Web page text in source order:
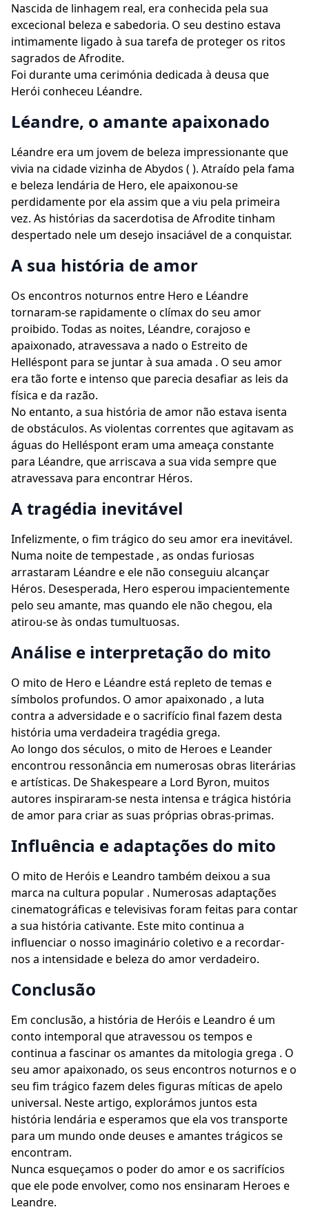
Nascida de linhagem real, era conhecida pela sua
excecional beleza e sabedoria. O seu destino estava
intimamente ligado à sua tarefa de proteger os ritos
sagrados de Afrodite.
Foi durante uma cerimónia dedicada à deusa que
Herói conheceu Léandre.
Léandre, o amante apaixonado
Léandre era um jovem de beleza impressionante que
vivia na cidade vizinha de Abydos ( ). Atraído pela fama
e beleza lendária de Hero, ele apaixonou-se
perdidamente por ela assim que a viu pela primeira
vez. As histórias da sacerdotisa de Afrodite tinham
despertado nele um desejo insaciável de a conquistar.
A sua história de amor
Os encontros noturnos entre Hero e Léandre
tornaram-se rapidamente o clímax do seu amor
proibido. Todas as noites, Léandre, corajoso e
apaixonado, atravessava a nado o Estreito de
Helléspont para se juntar à sua amada . O seu amor
era tão forte e intenso que parecia desafiar as leis da
física e da razão.
No entanto, a sua história de amor não estava isenta
de obstáculos. As violentas correntes que agitavam as
águas do Helléspont eram uma ameaça constante
para Léandre, que arriscava a sua vida sempre que
atravessava para encontrar Héros.
A tragédia inevitável
Infelizmente, o fim trágico do seu amor era inevitável.
Numa noite de tempestade , as ondas furiosas
arrastaram Léandre e ele não conseguiu alcançar
Héros. Desesperada, Hero esperou impacientemente
pelo seu amante, mas quando ele não chegou, ela
atirou-se às ondas tumultuosas.
Análise e interpretação do mito
O mito de Hero e Léandre está repleto de temas e
símbolos profundos. O amor apaixonado , a luta
contra a adversidade e o sacrifício final fazem desta
história uma verdadeira tragédia grega.
Ao longo dos séculos, o mito de Heroes e Leander
encontrou ressonância em numerosas obras literárias
e artísticas. De Shakespeare a Lord Byron, muitos
autores inspiraram-se nesta intensa e trágica história
de amor para criar as suas próprias obras-primas.
Influência e adaptações do mito
O mito de Heróis e Leandro também deixou a sua
marca na cultura popular . Numerosas adaptações
cinematográficas e televisivas foram feitas para contar
a sua história cativante. Este mito continua a
influenciar o nosso imaginário coletivo e a recordar-
nos a intensidade e beleza do amor verdadeiro.
Conclusão
Em conclusão, a história de Heróis e Leandro é um
conto intemporal que atravessou os tempos e
continua a fascinar os amantes da mitologia grega . O
seu amor apaixonado, os seus encontros noturnos e o
seu fim trágico fazem deles figuras míticas de apelo
universal. Neste artigo, explorámos juntos esta
história lendária e esperamos que ela vos transporte
para um mundo onde deuses e amantes trágicos se
encontram.
Nunca esqueçamos o poder do amor e os sacrifícios
que ele pode envolver, como nos ensinaram Heroes e
Leandre.